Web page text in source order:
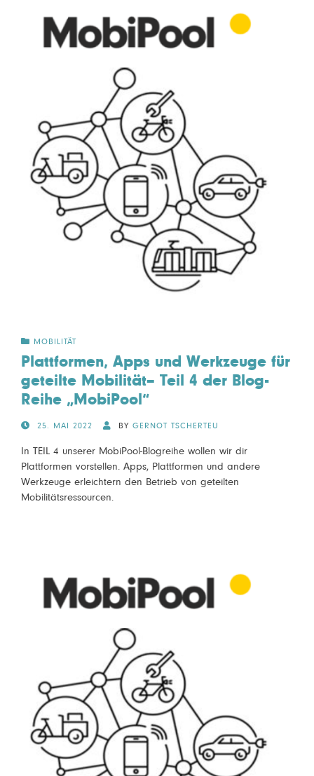
MOBILITÄT
Plattformen, Apps und Werkzeuge für
geteilte Mobilität– Teil 4 der Blog-
Reihe „MobiPool“
POSTED25. MAI 2022 BY GERNOT TSCHERTEU
In TEIL 4 unserer MobiPool-Blogreihe wollen wir dir
Plattformen vorstellen. Apps, Plattformen und andere
Werkzeuge erleichtern den Betrieb von geteilten
Mobilitätsressourcen.